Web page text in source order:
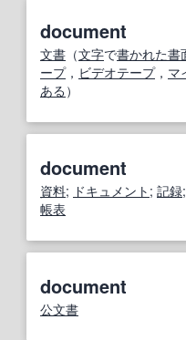
document
文書 （文字で書かれた書
ープ， ビデオテープ， マ
ある ）
document
資料; ドキュメント ; 記録;
帳表
document
公文書